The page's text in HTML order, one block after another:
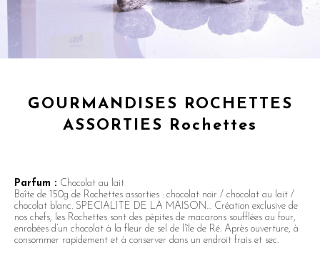
GOURMANDISES ROCHETTES
ASSORTIES Rochettes
Parfum : Chocolat au lait
Boîte de 150g de Rochettes assorties : chocolat noir / chocolat au lait /
chocolat blanc. SPECIALITE DE LA MAISON… Création exclusive de
nos chefs, les Rochettes sont des pépites de macarons soufflées au four,
enrobées d’un chocolat à la fleur de sel de l’île de Ré. Après ouverture, à
consommer rapidement et à conserver dans un endroit frais et sec.